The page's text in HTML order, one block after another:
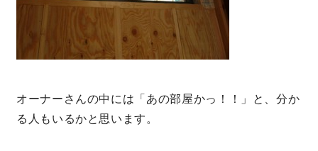
オーナーさんの中には「あの部屋かっ！！」と、分か
る人もいるかと思います。